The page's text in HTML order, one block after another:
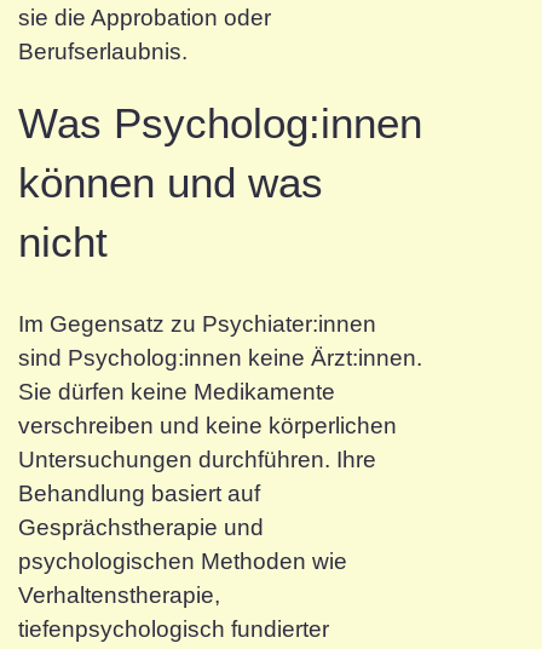
sie die Approbation oder
Berufserlaubnis.
Was Psycholog:innen
können und was
nicht
Im Gegensatz zu Psychiater:innen
sind Psycholog:innen keine Ärzt:innen.
Sie dürfen keine Medikamente
verschreiben und keine körperlichen
Untersuchungen durchführen. Ihre
Behandlung basiert auf
Gesprächstherapie und
psychologischen Methoden wie
Verhaltenstherapie,
tiefenpsychologisch fundierter